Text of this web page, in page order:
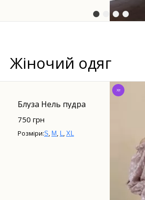
Жіночий одяг
Хіт
Блуза Нель пудра
750 грн
Розміри:S, M , L, XL